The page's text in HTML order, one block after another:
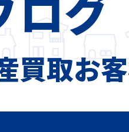
買取お